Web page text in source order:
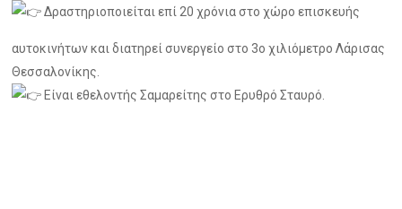
Δραστηριοποιείται επί 20 χρόνια στο χώρο επισκευής
αυτοκινήτων και διατηρεί συνεργείο στο 3ο χιλιόμετρο Λάρισας
Θεσσαλονίκης.
Είναι εθελοντής Σαμαρείτης στο Ερυθρό Σταυρό.